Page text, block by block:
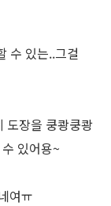
수 있는..그걸
도장을 쿵쾅쿵쾅
있어용~
여ㅠ